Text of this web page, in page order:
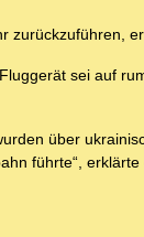
zurückzuführen,
sei auf
über
führte“, erklärte